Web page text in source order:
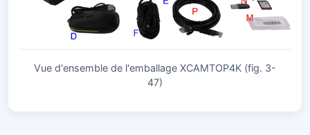
Vue d'ensemble de l'emballage XCAMTOP4K (fig. 3-
47)